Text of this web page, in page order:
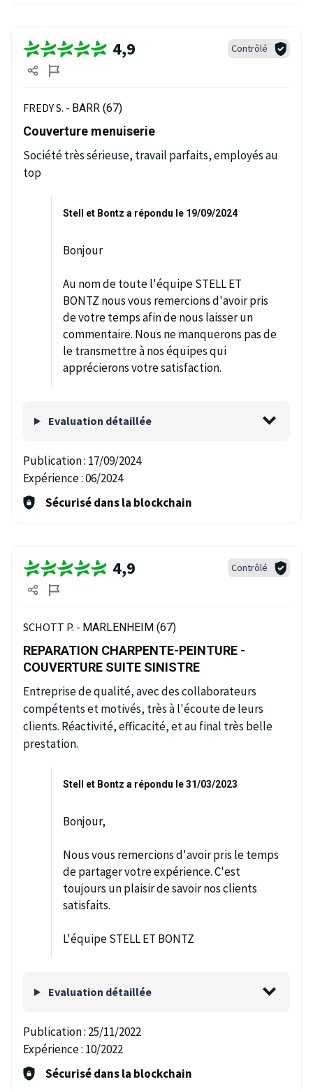
4,9 Contrôlé
FREDY S. - BARR (67)
Couverture menuiserie
Société très sérieuse, travail parfaits, employés au
top
Stell et Bontz a répondu le 19/09/2024
Bonjour
Au nom de toute l'équipe STELL ET
BONTZ nous vous remercions d'avoir pris
de votre temps afin de nous laisser un
commentaire. Nous ne manquerons pas de
le transmettre à nos équipes qui
apprécierons votre satisfaction.
Evaluation détaillée
Publication : 17/09/2024
Expérience :06/2024
Sécurisé dans la blockchain
4,9 Contrôlé
SCHOTT P. - MARLENHEIM (67)
REPARATION CHARPENTE-PEINTURE -
COUVERTURE SUITE SINISTRE
Entreprise de qualité, avec des collaborateurs
compétents et motivés, très à l'écoute de leurs
clients. Réactivité, efficacité, et au final très belle
prestation.
Stell et Bontz a répondu le 31/03/2023
Bonjour,
Nous vous remercions d'avoir pris le temps
de partager votre expérience. C'est
toujours un plaisir de savoir nos clients
satisfaits.
L'équipe STELL ET BONTZ
Evaluation détaillée
Publication : 25/11/2022
Expérience : 10/2022
Sécurisé dans la blockchain